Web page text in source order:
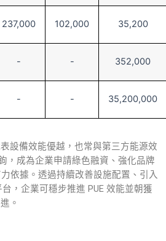
237,000 102,000 35,200
- - 352,000
- - 35,200,000
設備效能優越，也常與第三方能源效
，成為企業申請綠色融資、強化品牌
依據。透過持續改善設施配置、引入
，企業可穩步推進 PUE 效能並朝獲
。